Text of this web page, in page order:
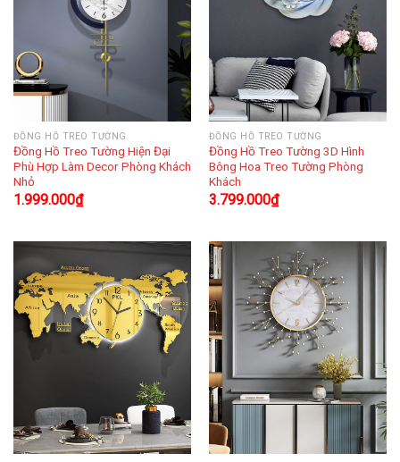
ĐỒNG HỒ TREO TƯỜNG
Đồng Hồ Treo Tường Hiện Đại
Phù Hợp Làm Decor Phòng Khách
Nhỏ
1.999.000₫
ĐỒNG HỒ TREO TƯỜNG
Đồng Hồ Treo Tường 3D Hình
Bông Hoa Treo Tường Phòng
Khách
3.799.000₫